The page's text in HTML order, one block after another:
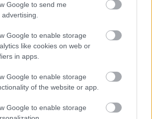
Google to send me
Google to enable storage
like cookies on web or
in apps.
Google to enable storage
of the website or app.
Google to enable storage
Παιδεία